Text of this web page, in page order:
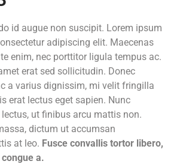
id augue non suscipit. Lorem ipsum
adipiscing elit. Maecenas
enim, nec porttitor ligula tempus ac.
erat sed sollicitudin. Donec
a varius dignissim, mi velit fringilla
erat lectus eget sapien. Nunc
ut finibus arcu mattis non.
dictum ut accumsan
at leo. Fusce convallis tortor libero,
a.